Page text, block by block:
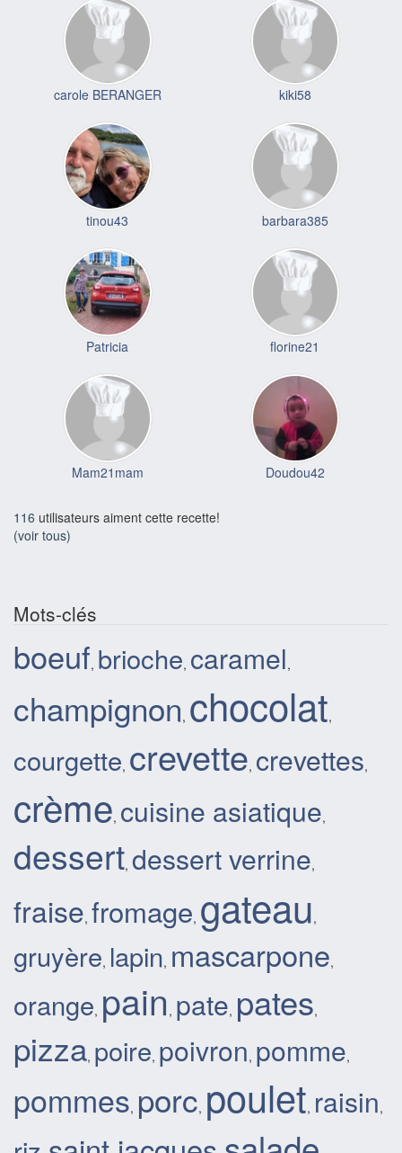
carole BERANGER kiki58
tinou43 barbara385
Patricia florine21
Mam21mam Doudou42
116 utilisateurs aiment cette recette!
(voir tous)
Mots-clés
boeuf, brioche, caramel,
champignon, chocolat,
courgette, crevette, crevettes,
crème, cuisine asiatique,
dessert, dessert verrine,
fraise, fromage, gateau,
gruyère, lapin, mascarpone,
orange, pain , pate, pates,
pizza, poire, poivron, pomme,
pommes, porc, poulet, raisin,